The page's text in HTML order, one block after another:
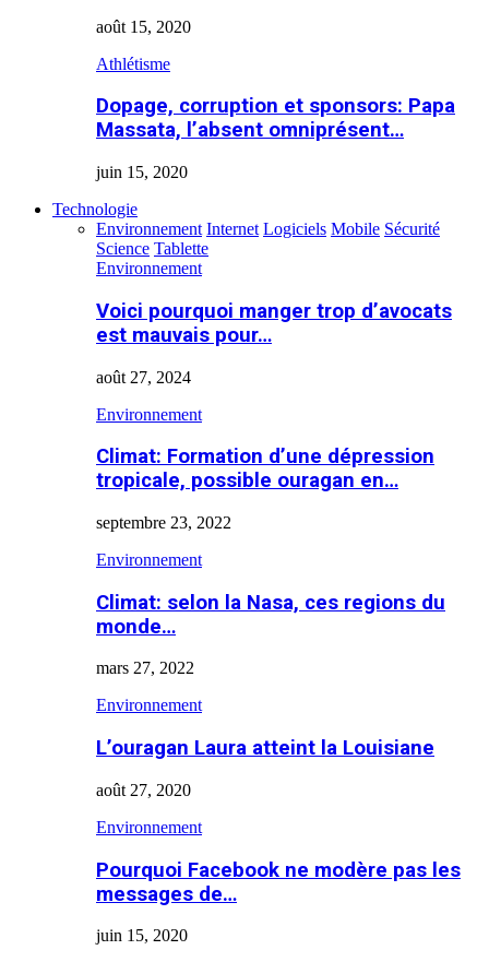
août 15, 2020
Athlétisme
Dopage, corruption et sponsors: Papa
Massata, l’absent omniprésent…
juin 15, 2020
Technologie
Environnement Internet Logiciels Mobile Sécurité
Science Tablette
Environnement
Voici pourquoi manger trop d’avocats
est mauvais pour…
août 27, 2024
Environnement
Climat: Formation d’une dépression
tropicale, possible ouragan en…
septembre 23, 2022
Environnement
Climat: selon la Nasa, ces regions du
monde…
mars 27, 2022
Environnement
L’ouragan Laura atteint la Louisiane
août 27, 2020
Environnement
Pourquoi Facebook ne modère pas les
messages de…
juin 15, 2020